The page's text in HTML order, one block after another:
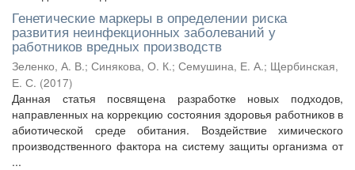
Генетические маркеры в определении риска
развития неинфекционных заболеваний у
работников вредных производств
Зеленко, А. В.; Синякова, О. К.; Семушина, Е. А.; Щербинская,
Е. С. (2017)
Данная статья посвящена разработке новых подходов,
направленных на коррекцию состояния здоровья работников в
абиотической среде обитания. Воздействие химического
производственного фактора на систему защиты организма от
...